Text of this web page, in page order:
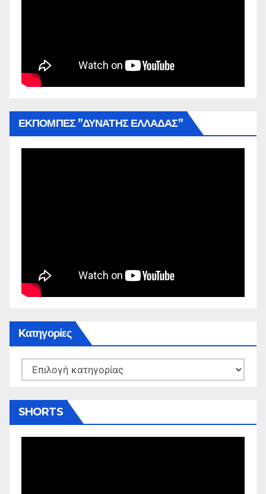
ΕΚΠΟΜΠΕΣ ”ΔΥΝΑΤΗΣ ΕΛΛΑΔΑΣ”
Kατηγορίες
Kατηγορίες
SHORTS